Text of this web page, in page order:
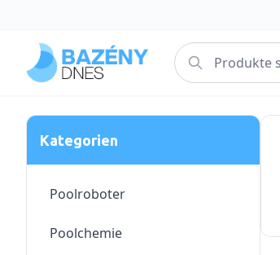
Kategorien
Poolroboter
Poolchemie